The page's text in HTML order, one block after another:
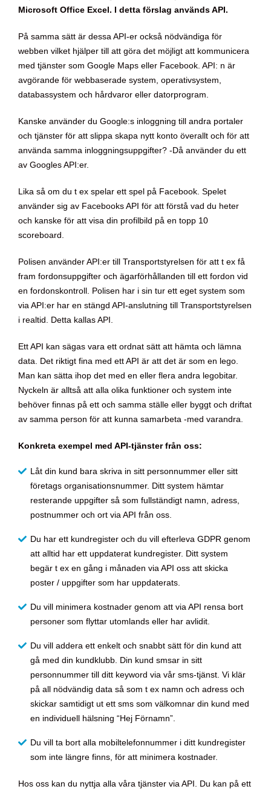
Microsoft Office Excel. I detta förslag används API.
På samma sätt är dessa API-er också nödvändiga för
webben vilket hjälper till att göra det möjligt att kommunicera
med tjänster som Google Maps eller Facebook. API: n är
avgörande för webbaserade system, operativsystem,
databassystem och hårdvaror eller datorprogram.
Kanske använder du Google:s inloggning till andra portaler
och tjänster för att slippa skapa nytt konto överallt och för att
använda samma inloggningsuppgifter? -Då använder du ett
av Googles API:er.
Lika så om du t ex spelar ett spel på Facebook. Spelet
använder sig av Facebooks API för att förstå vad du heter
och kanske för att visa din profilbild på en topp 10
scoreboard.
Polisen använder API:er till Transportstyrelsen för att t ex få
fram fordonsuppgifter och ägarförhållanden till ett fordon vid
en fordonskontroll. Polisen har i sin tur ett eget system som
via API:er har en stängd API-anslutning till Transportstyrelsen
i realtid. Detta kallas API.
Ett API kan sägas vara ett ordnat sätt att hämta och lämna
data. Det riktigt fina med ett API är att det är som en lego.
Man kan sätta ihop det med en eller flera andra legobitar.
Nyckeln är alltså att alla olika funktioner och system inte
behöver finnas på ett och samma ställe eller byggt och driftat
av samma person för att kunna samarbeta -med varandra.
Konkreta exempel med API-tjänster från oss:
Låt din kund bara skriva in sitt personnummer eller sitt
företags organisationsnummer. Ditt system hämtar
resterande uppgifter så som fullständigt namn, adress,
postnummer och ort via API från oss.
Du har ett kundregister och du vill efterleva GDPR genom
att alltid har ett uppdaterat kundregister. Ditt system
begär t ex en gång i månaden via API oss att skicka
poster / uppgifter som har uppdaterats.
Du vill minimera kostnader genom att via API rensa bort
personer som flyttar utomlands eller har avlidit.
Du vill addera ett enkelt och snabbt sätt för din kund att
gå med din kundklubb. Din kund smsar in sitt
personnummer till ditt keyword via vår sms-tjänst. Vi klär
på all nödvändig data så som t ex namn och adress och
skickar samtidigt ut ett sms som välkomnar din kund med
en individuell hälsning “Hej Förnamn”.
Du vill ta bort alla mobiltelefonnummer i ditt kundregister
som inte längre finns, för att minimera kostnader.
Hos oss kan du nyttja alla våra tjänster via API. Du kan på ett